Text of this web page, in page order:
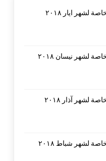
لشهر ايار ٢٠١٨
لشهر نيسان ٢٠١٨
لشهر آذار ٢٠١٨
لشهر شباط ٢٠١٨